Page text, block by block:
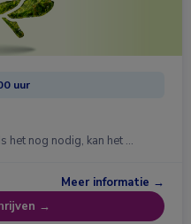
uur
het nog nodig, kan het …
Meer informatie →
→